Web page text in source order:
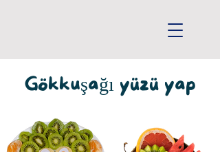
Gökkuşağı yüzü yap